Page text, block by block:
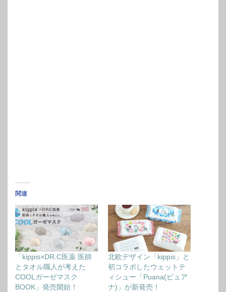
関連
「kippis×DR.C医薬 医師
とタオル職人が考えた
COOLガーゼマスク
BOOK」発売開始！
北欧デザイン「kippis」と
初コラボしたウェットテ
ィシュー「Puana(ピュア
ナ)」が新発売！